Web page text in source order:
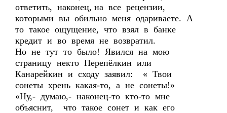
ответить, наконец, на все рецензии,
которыми вы обильно меня одариваете. А
то такое ощущение, что взял в банке
кредит и во время не возвратил.
Но не тут то было! Явился на мою
страницу некто Перепёлкин или
Канарейкин и сходу заявил: « Твои
сонеты хрень какая-то, а не сонеты!»
«Ну,- думаю,- наконец-то кто-то мне
объяснит, что такое сонет и как его